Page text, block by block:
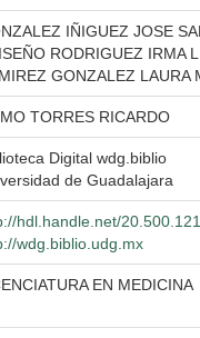
IÑIGUEZ JOSE
RODRIGUEZ IRMA
GONZALEZ LAURA
TORRES RICARDO
Digital wdg.biblio
de Guadalajara
hdl.handle.net/
wdg.biblio.udg.mx
EN MEDICINA